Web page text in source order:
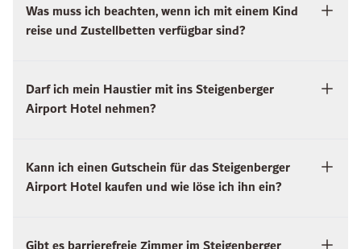
Was muss ich beachten, wenn ich mit einem Kind
reise und Zustellbetten verfügbar sind?
Darf ich mein Haustier mit ins Steigenberger
Airport Hotel nehmen?
Kann ich einen Gutschein für das Steigenberger
Airport Hotel kaufen und wie löse ich ihn ein?